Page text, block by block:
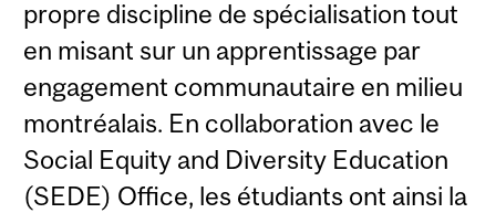
propre discipline de spécialisation tout
en misant sur un apprentissage par
engagement communautaire en milieu
montréalais. En collaboration avec le
Social Equity and Diversity Education
(SEDE) Office, les étudiants ont ainsi la